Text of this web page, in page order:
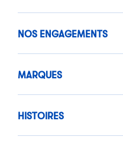
NOS ENGAGEMENTS
MARQUES
HISTOIRES